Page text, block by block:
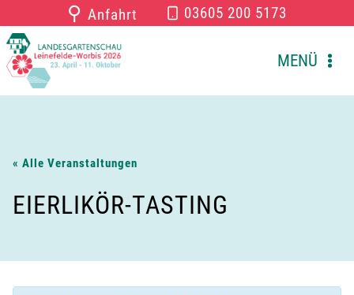
Inhalt
springen
⚲ Anfahrt 03605 200 5173
MENÜ
« Alle Veranstaltungen
EIERLIKÖR-TASTING